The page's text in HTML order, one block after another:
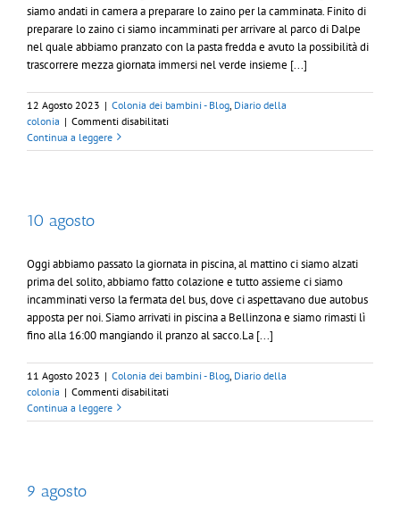
siamo andati in camera a preparare lo zaino per la camminata. Finito di
preparare lo zaino ci siamo incamminati per arrivare al parco di Dalpe
nel quale abbiamo pranzato con la pasta fredda e avuto la possibilità di
trascorrere mezza giornata immersi nel verde insieme [...]
12 Agosto 2023 | Colonia dei bambini - Blog Diario della
colonia | Commenti disabilitatisu
agosto
Continua a leggere
10 agosto
Oggi abbiamo passato la giornata in piscina, al mattino ci siamo alzati
prima del solito, abbiamo fatto colazione e tutto assieme ci siamo
incamminati verso la fermata del bus, dove ci aspettavano due autobus
apposta per noi. Siamo arrivati in piscina a Bellinzona e siamo rimasti lì
fino alla 16:00 mangiando il pranzo al sacco.La [...]
11 Agosto 2023 | Colonia dei bambini - Blog Diario della
colonia | Commenti disabilitatisu
agosto
Continua a leggere
9 agosto